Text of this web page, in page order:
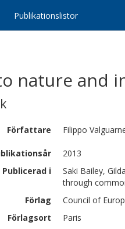
Publikationslistor
nature and
Författare Filippo
2013
Publicerad i
Saki Bailey,
through
Förlag
Council of
Förlagsort
Paris